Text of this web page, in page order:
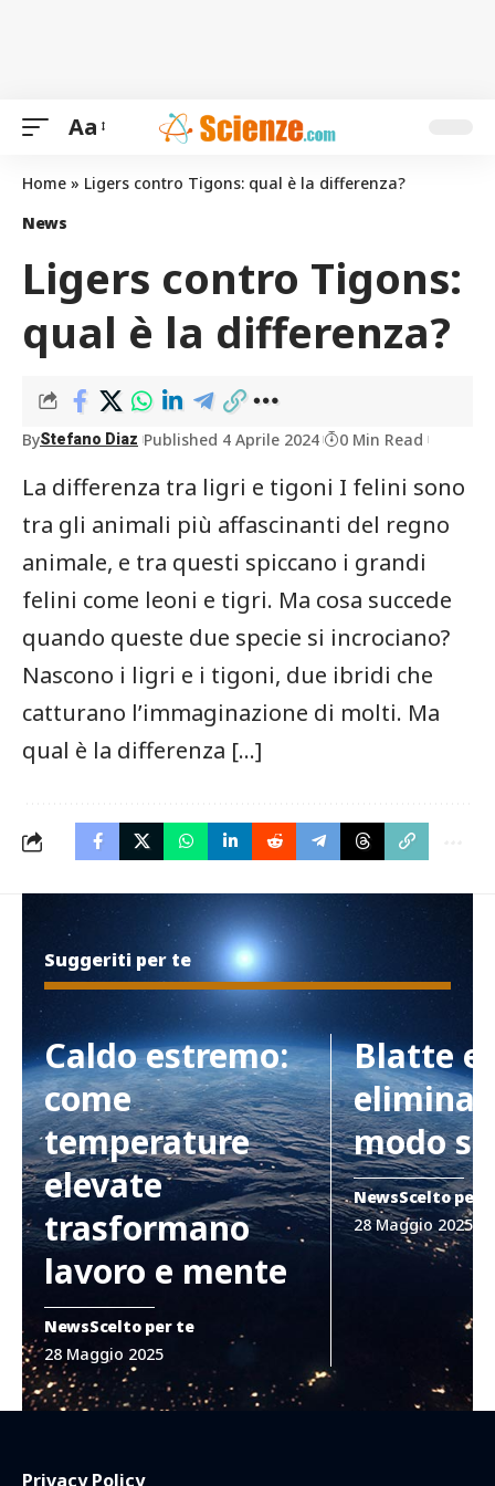
Aa
Home » Ligers contro Tigons: qual è la differenza?
News
Ligers contro Tigons:
qual è la differenza?
ByStefano Diaz Published 4 Aprile 2024 0 Min Read
La differenza tra ligri e tigoni I felini sono
tra gli animali più affascinanti del regno
animale, e tra questi spiccano i grandi
felini come leoni e tigri. Ma cosa succede
quando queste due specie si incrociano?
Nascono i ligri e i tigoni, due ibridi che
catturano l’immaginazione di molti. Ma
qual è la differenza […]
Suggeriti per te
Caldo estremo:
come
temperature
elevate
trasformano
lavoro e mente
NewsScelto per te
28 Maggio 2025
Blatte e
modo
NewsScelto per
28 Maggio 2025
Privacy Policy